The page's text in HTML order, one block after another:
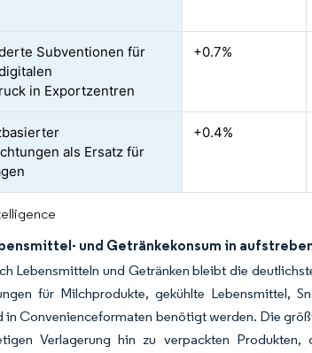
Subventionen für
in Exportzentren
+0.7%
als Ersatz für
+0.4%
und Getränkekonsum in
Lebensmitteln und Getränken bleibt die
für Milchprodukte, gekühlte Lebensmittel,
in Convenienceformaten benötigt werden. Die
Verlagerung hin zu verpackten